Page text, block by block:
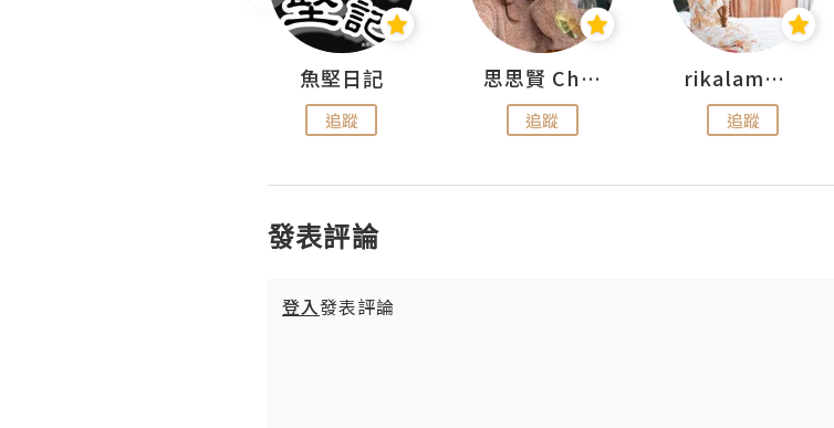
魚堅日記
追蹤
思思賢 ChillMyBabe
追蹤
rikalammm
追蹤
發表評論
登入發表評論